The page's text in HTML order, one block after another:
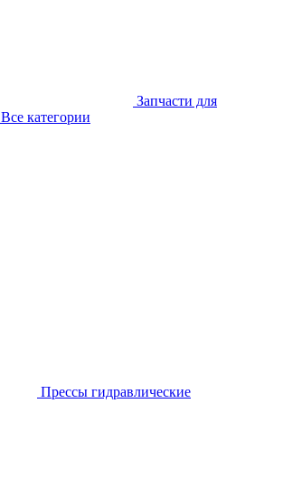
Запчасти для
Все категории
Прессы гидравлические